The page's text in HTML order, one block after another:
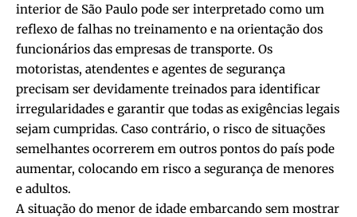
interior de São Paulo pode ser interpretado como um
reflexo de falhas no treinamento e na orientação dos
funcionários das empresas de transporte. Os
motoristas, atendentes e agentes de segurança
precisam ser devidamente treinados para identificar
irregularidades e garantir que todas as exigências legais
sejam cumpridas. Caso contrário, o risco de situações
semelhantes ocorrerem em outros pontos do país pode
aumentar, colocando em risco a segurança de menores
e adultos.
A situação do menor de idade embarcando sem mostrar